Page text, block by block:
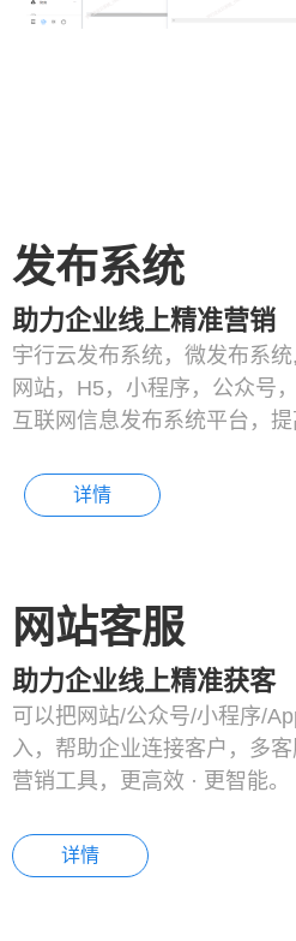
发布系统
助力企业线上精准营销
宇行云发布系统，微发布系
网站，H5，小程序，公众号
互联网信息发布系统平台，提
详情
网站客服
助力企业线上精准获客
可以把网站/公众号/小程序/
入，帮助企业连接客户，多
营销工具，更高效 · 更智能。
详情